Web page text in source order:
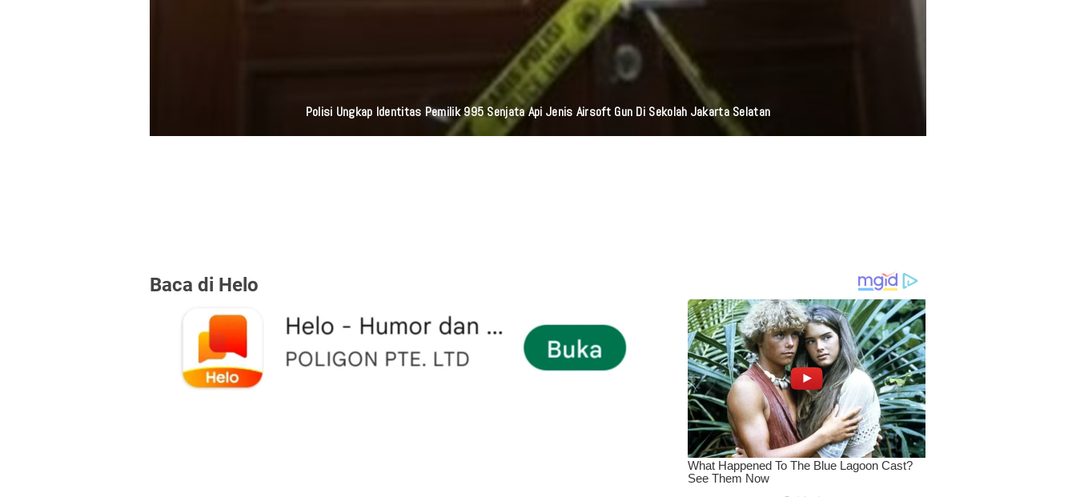
Polisi Ungkap Identitas Pemilik 995 Senjata Api Jenis Airsoft Gun Di Sekolah Jakarta Selatan
Baca di Helo